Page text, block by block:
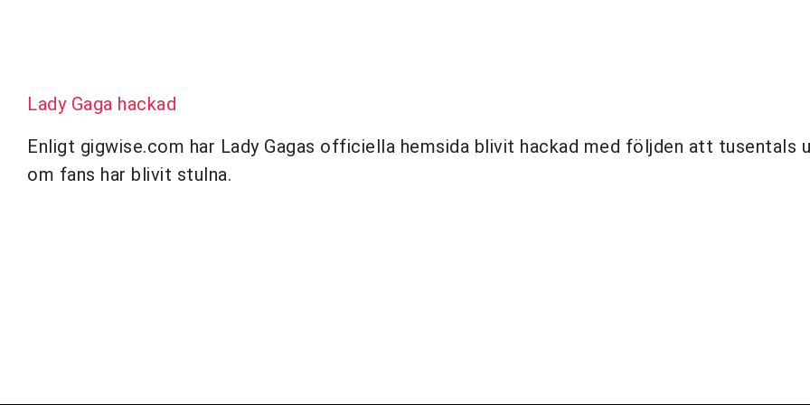
Lady Gaga hackad
Enligt gigwise.com har Lady Gagas officiella hemsida blivit hackad med följden att tusentals
om fans har blivit stulna.